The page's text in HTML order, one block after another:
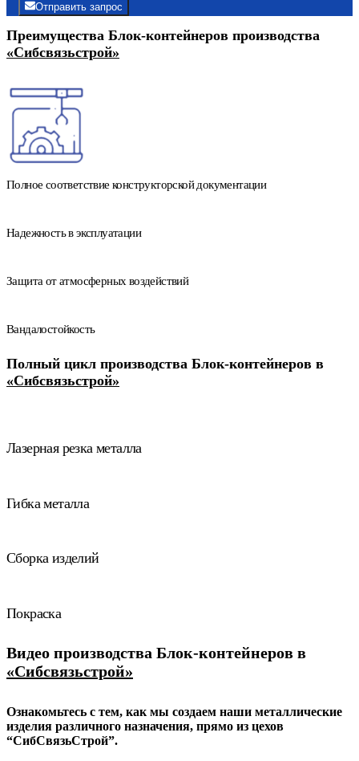
Отправить запрос
Преимущества Блок-контейнеров производства
«Сибсвязьстрой»
Полное соответствие конструкторской документации
Надежность в эксплуатации
Защита от атмосферных воздействий
Вандалостойкость
Полный цикл производства Блок-контейнеров в
«Сибсвязьстрой»
Лазерная резка металла
Гибка металла
Сборка изделий
Покраска
Видео производства Блок-контейнеров в
«Сибсвязьстрой»
Ознакомьтесь с тем, как мы создаем наши металлические
изделия различного назначения, прямо из цехов
“СибСвязьСтрой”.